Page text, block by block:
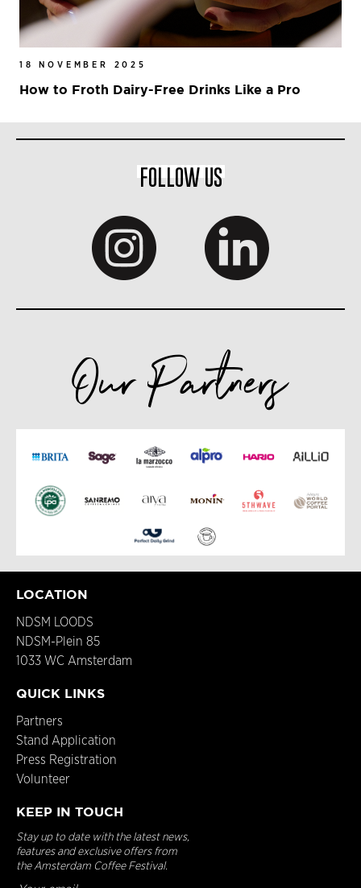
18 NOVEMBER 2025
How to Froth Dairy-Free Drinks Like a Pro
FOLLOW US
Our Partners
LOCATION
NDSM LOODS
NDSM-Plein 85
1033 WC Amsterdam
QUICK LINKS
Partners
Stand Application
Press Registration
Volunteer
KEEP IN TOUCH
Stay up to date with the latest news,
features and exclusive offers from
the Amsterdam Coffee Festival.